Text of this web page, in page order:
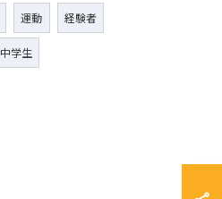
運動 経験者
中学生